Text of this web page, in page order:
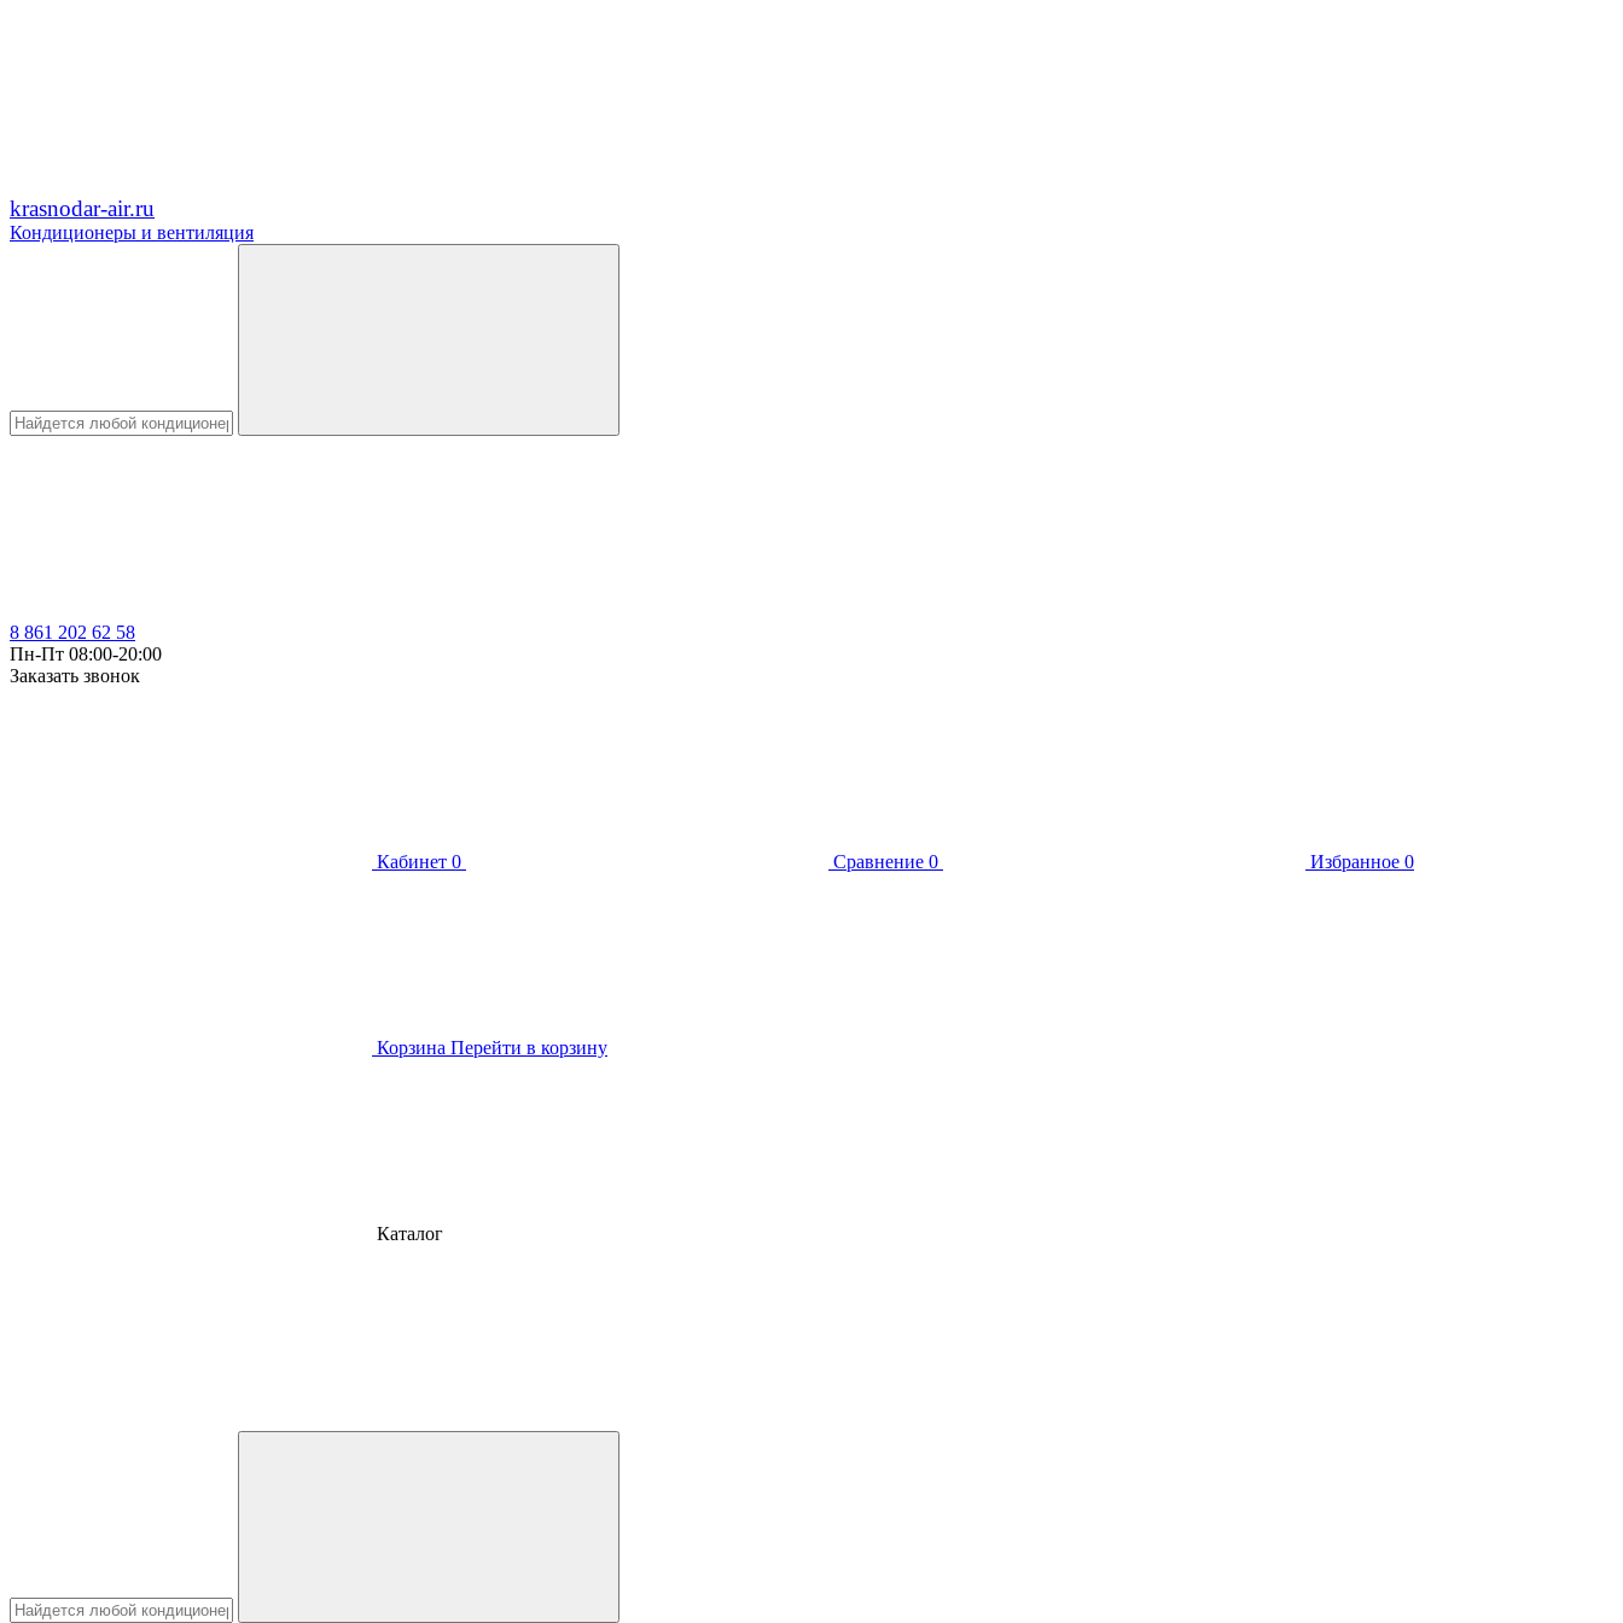
krasnodar-air.ru
Кондиционеры и вентиляция
8 861 202 62 58
Пн-Пт 08:00-20:00
Заказать звонок
Кабинет 0 Сравнение 0 Избранное 0
Корзина Перейти в корзину
Каталог